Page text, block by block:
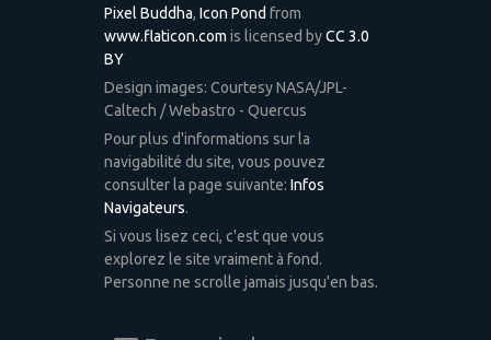
Pixel Buddha, Icon Pond from
www.flaticon.com is licensed byCC 3.0
BY
Design images: Courtesy NASA/JPL-
Caltech / Webastro - Quercus
Pour plus d'informations sur la
navigabilité du site, vous pouvez
consulter la page suivante: Infos
Navigateurs.
Si vous lisez ceci, c'est que vous
explorez le site vraiment à fond.
Personne ne scrolle jamais jusqu'en bas.